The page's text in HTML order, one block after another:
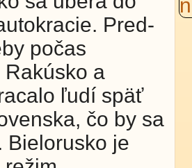
Pred­
počas
a
ľudí späť
čo by sa
Bielorusko je